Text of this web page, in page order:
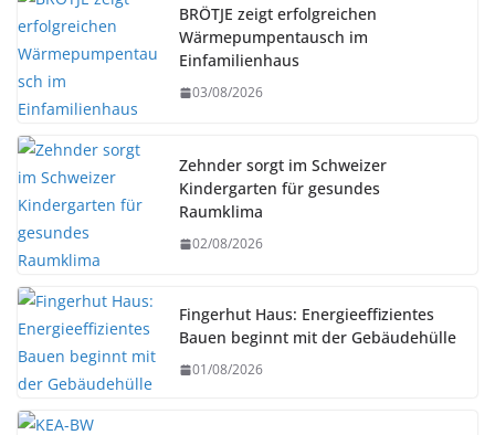
BRÖTJE zeigt erfolgreichen
Wärmepumpentausch im
Einfamilienhaus
03/08/2026
Zehnder sorgt im Schweizer
Kindergarten für gesundes
Raumklima
02/08/2026
Fingerhut Haus: Energieeffizientes
Bauen beginnt mit der Gebäudehülle
01/08/2026